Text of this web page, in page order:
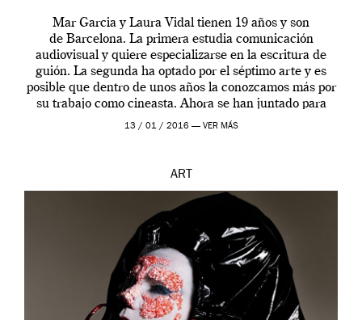
Mar Garcia y Laura Vidal tienen 19 años y son
de Barcelona. La primera estudia comunicación
audiovisual y quiere especializarse en la escritura de
guión. La segunda ha optado por el séptimo arte y es
posible que dentro de unos años la conozcamos más por
su trabajo como cineasta. Ahora se han juntado para
contarnos una […]
13 / 01 / 2016 — VER MÁS
ART